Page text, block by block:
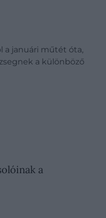
a januári műtét óta,
a különböző
a